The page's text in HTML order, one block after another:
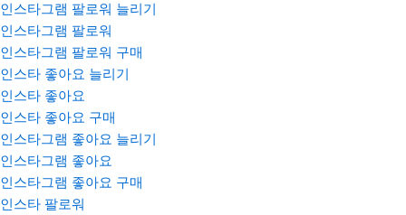
인스타그램 팔로워 늘리기
인스타그램 팔로워
인스타그램 팔로워 구매
인스타 좋아요 늘리기
인스타 좋아요
인스타 좋아요 구매
인스타그램 좋아요 늘리기
인스타그램 좋아요
인스타그램 좋아요 구매
인스타 팔로워